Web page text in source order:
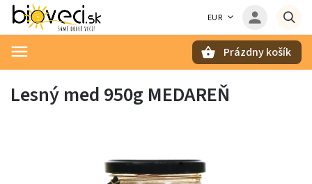
EUR
Prázdny košík
Lesný med 950g MEDAREŇ